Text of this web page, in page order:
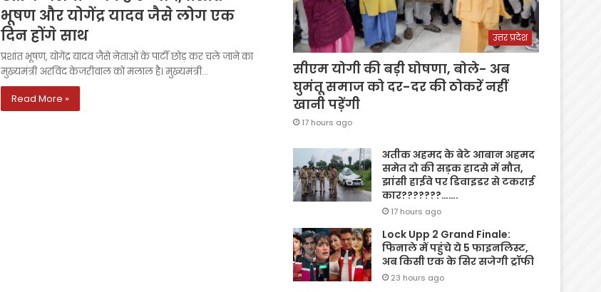
भूषण और योगेंद्र यादव जैसे लोग एक
दिन होंगे साथ
प्रशांत भूषण, योगेंद्र यादव जैसे नेताओं के पार्टी छोड़ कर चले जाने का
मुख्यमंत्री अरविंद केजरीवाल को मलाल है। मुख्यमंत्री…
Read More »
उत्तर प्रदेश
सीएम योगी की बड़ी घोषणा, बोले- अब
घुमंतू समाज को दर-दर की ठोकरें नहीं
खानी पड़ेंगी
17 hours ago
अतीक अहमद के बेटे आबान अहमद
समेत दो की सड़क हादसे में मौत,
झांसी हाईवे पर डिवाइडर से टकराई
कार???????…….
17 hours ago
Lock Upp 2 Grand Finale:
फिनाले में पहुंचे ये 5 फाइनलिस्ट,
अब किसी एक के सिर सजेगी ट्रॉफी
23 hours ago